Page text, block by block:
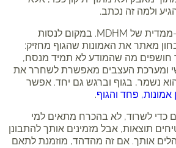
ולמה זה נכתב.
כאן נכנסת הגישה הרב-ממדית של MDHM. במקום לנסות
מאתר את האמונות שהגוף מחזיק:
חושפים מה שהמודע לא תמיד מנסח,
ומערכת העצבים מאפשרת לשחרר את
נשמר, בגוף וברגש גם יחד. אפשר
פחד והגוף.
לשרוד, לא בהכרח מתאים למי
תוצאות, אבל מזמינים אותך להתבונן
אותך. אם זה מהדהד, מוזמנת לתאם